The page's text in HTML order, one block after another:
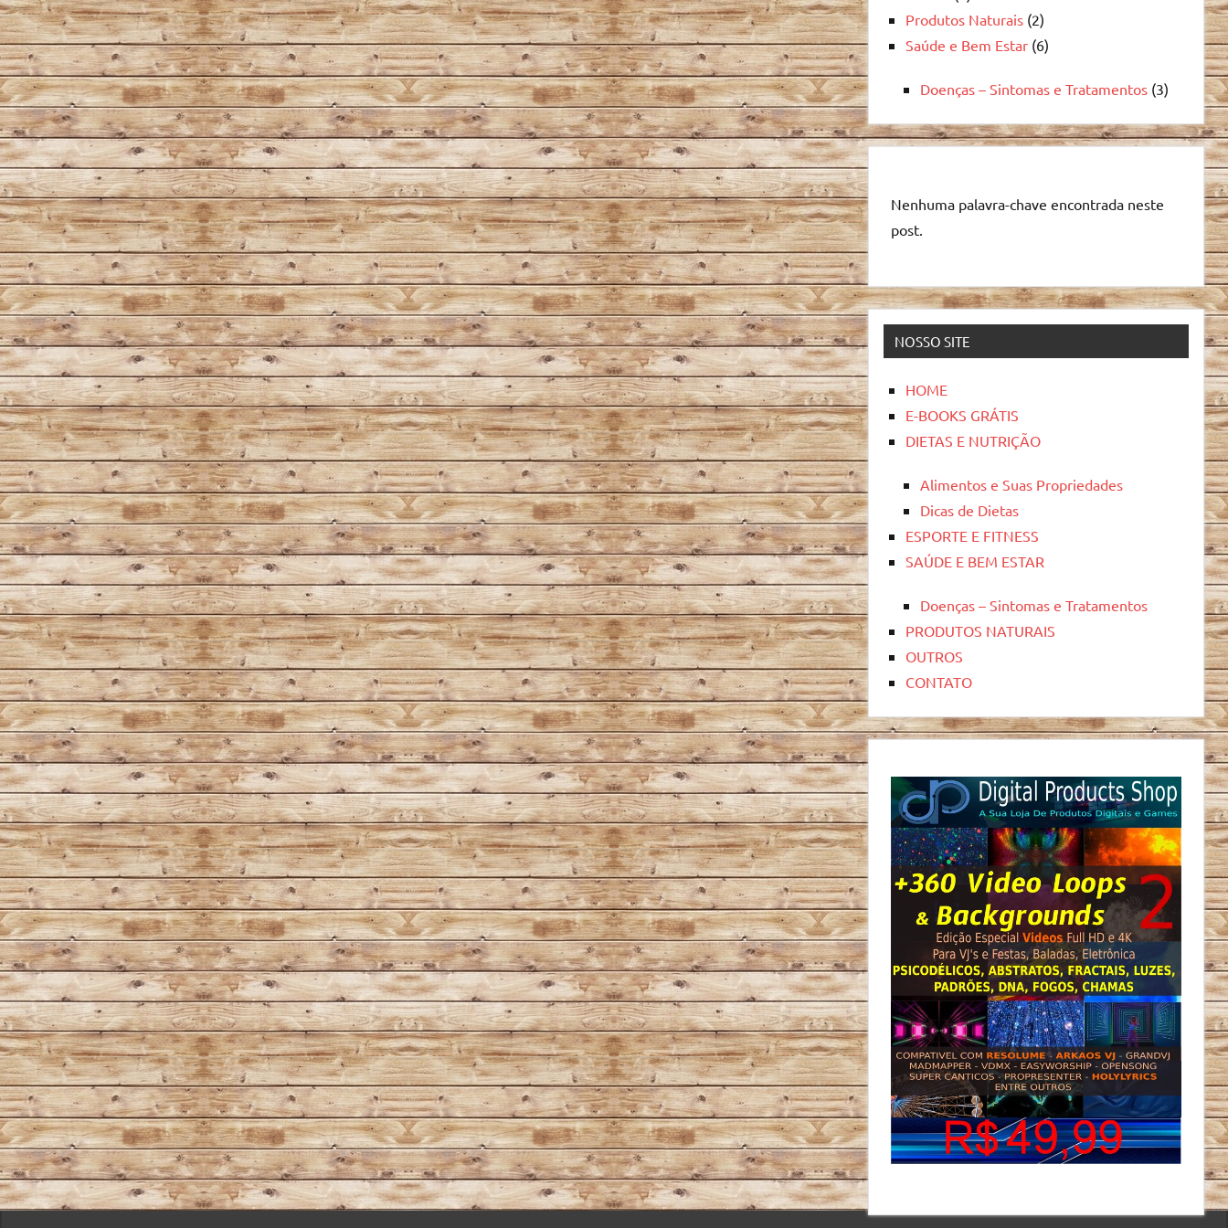
Produtos Naturais (2)
Saúde e Bem Estar (6)
Doenças – Sintomas e Tratamentos (3)
Nenhuma palavra-chave encontrada neste
post.
NOSSO SITE
HOME
E-BOOKS GRÁTIS
DIETAS E NUTRIÇÃO
Alimentos e Suas Propriedades
Dicas de Dietas
ESPORTE E FITNESS
SAÚDE E BEM ESTAR
Doenças – Sintomas e Tratamentos
PRODUTOS NATURAIS
OUTROS
CONTATO